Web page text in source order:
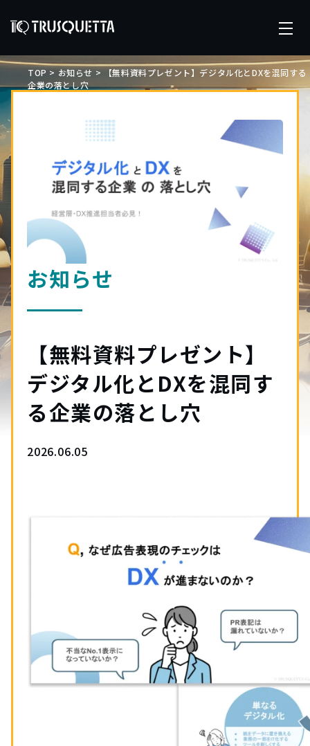
TOP > お知らせ >
【無料資料プレゼント】デジタル化とDXを混同する
企業の落とし穴
お知らせ
【無料資料プレゼント】
デジタル化とDXを混同す
る企業の落とし穴
2026.06.05